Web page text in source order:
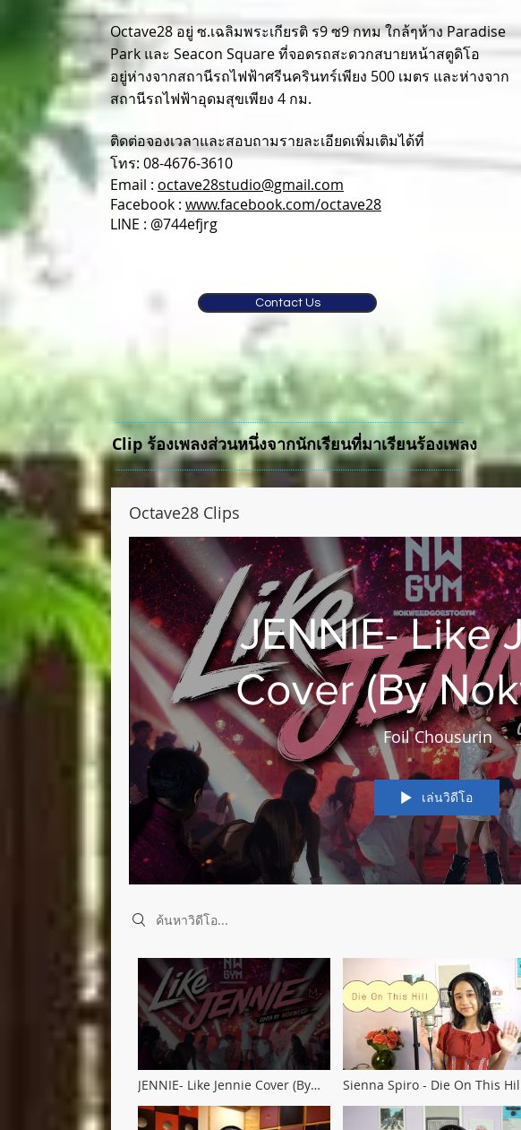
Octave28 อยู่ ซ.เฉลิมพระเกียรติ ร9 ซ9 กทม ใกล้ๆห้าง Paradise
Park และ Seacon Square ที่จอดรถสะดวกสบายหน้าสตูดิโอ
อยู่ห่างจากสถานีรถไฟฟ้าศรีนครินทร์เพียง 500 เมตร และห่างจาก
สถานีรถไฟฟ้าอุดมสุขเพียง 4 กม.
ติดต่อจองเวลาและสอบถามรายละเอียดเพิ่มเติมได้ที่
โทร: 08-4676-3610
Email : octave28studio@gmail.com
Facebook : www.facebook.com/octave28
LINE : @744efjrg
Contact Us
Clip ร้องเพลงส่วนหนึ่งจากนักเรียนที่มาเรียนร้องเพลง
Octave28 Clips
JENNIE- Like
Cover (By
Foil Chousurin
เล่นวิดีโอ
Search videos
JENNIE- Like Jennie Cover (By
Sienna Spiro - Die On This